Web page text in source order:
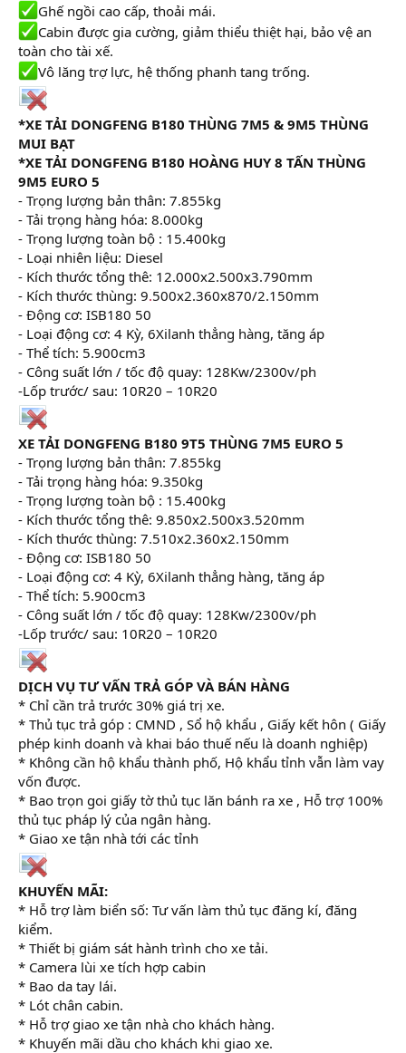
Ghế ngồi cao cấp, thoải mái.
Cabin được gia cường, giảm thiểu thiệt hại, bảo vệ an
toàn cho tài xế.
Vô lăng trợ lực, hệ thống phanh tang trống.
*XE TẢI DONGFENG B180 THÙNG 7M5 & 9M5 THÙNG
MUI BẠT
*XE TẢI DONGFENG B180 HOÀNG HUY 8 TẤN THÙNG
9M5 EURO 5
- Trọng lượng bản thân: 7.855kg
- Tải trọng hàng hóa: 8.000kg
- Trọng lượng toàn bộ : 15.400kg
- Loại nhiên liệu: Diesel
- Kích thước tổng thê: 12.000x2.500x3.790mm
- Kích thước thùng: 9.500x2.360x870/2.150mm
- Động cơ: ISB180 50
- Loại động cơ: 4 Kỳ, 6Xilanh thẳng hàng, tăng áp
- Thể tích: 5.900cm3
- Công suất lớn / tốc độ quay: 128Kw/2300v/ph
-Lốp trước/ sau: 10R20 – 10R20
XE TẢI DONGFENG B180 9T5 THÙNG 7M5 EURO 5
- Trọng lượng bản thân: 7.855kg
- Tải trọng hàng hóa: 9.350kg
- Trọng lượng toàn bộ : 15.400kg
- Kích thước tổng thê: 9.850x2.500x3.520mm
- Kích thước thùng: 7.510x2.360x2.150mm
- Động cơ: ISB180 50
- Loại động cơ: 4 Kỳ, 6Xilanh thẳng hàng, tăng áp
- Thể tích: 5.900cm3
- Công suất lớn / tốc độ quay: 128Kw/2300v/ph
-Lốp trước/ sau: 10R20 – 10R20
DỊCH VỤ TƯ VẤN TRẢ GÓP VÀ BÁN HÀNG
* Chỉ cần trả trước 30% giá trị xe.
* Thủ tục trả góp : CMND , Sổ hộ khẩu , Giấy kết hôn ( Giấy
phép kinh doanh và khai báo thuế nếu là doanh nghiệp)
* Không cần hộ khẩu thành phố, Hộ khẩu tỉnh vẫn làm vay
vốn được.
* Bao trọn goi giấy tờ thủ tục lăn bánh ra xe , Hỗ trợ 100%
thủ tục pháp lý của ngân hàng.
* Giao xe tận nhà tới các tỉnh
KHUYẾN MÃI:
* Hỗ trợ làm biển số: Tư vấn làm thủ tục đăng kí, đăng
kiểm.
* Thiết bị giám sát hành trình cho xe tải.
* Camera lùi xe tích hợp cabin
* Bao da tay lái.
* Lót chân cabin.
* Hỗ trợ giao xe tận nhà cho khách hàng.
* Khuyến mãi dầu cho khách khi giao xe.